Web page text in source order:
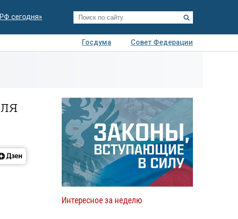
сегодня»
Госдума
Совет Федерации
Интересное за неделю